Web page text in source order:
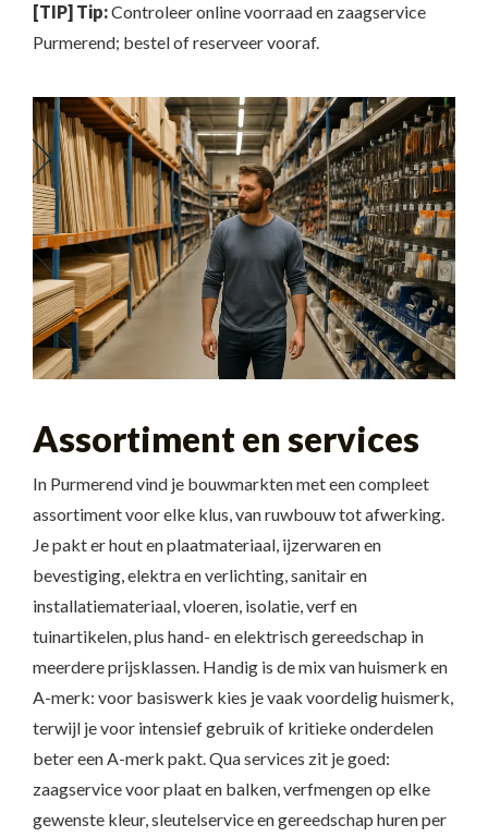
[TIP] Tip:Controleer online voorraad en zaagservice
Purmerend; bestel of reserveer vooraf.
Assortiment en services
In Purmerend vind je bouwmarkten met een compleet
assortiment voor elke klus, van ruwbouw tot afwerking.
Je pakt er hout en plaatmateriaal, ijzerwaren en
bevestiging, elektra en verlichting, sanitair en
installatiemateriaal, vloeren, isolatie, verf en
tuinartikelen, plus hand- en elektrisch gereedschap in
meerdere prijsklassen. Handig is de mix van huismerk en
A-merk: voor basiswerk kies je vaak voordelig huismerk,
terwijl je voor intensief gebruik of kritieke onderdelen
beter een A-merk pakt. Qua services zit je goed:
zaagservice voor plaat en balken, verfmengen op elke
gewenste kleur, sleutelservice en gereedschap huren per